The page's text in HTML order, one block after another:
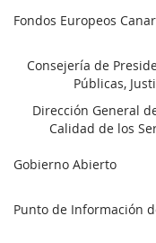
Fondos Europeos
Consejería de
Públicas,
Dirección General
Calidad de los
Gobierno Abierto
Punto de Información